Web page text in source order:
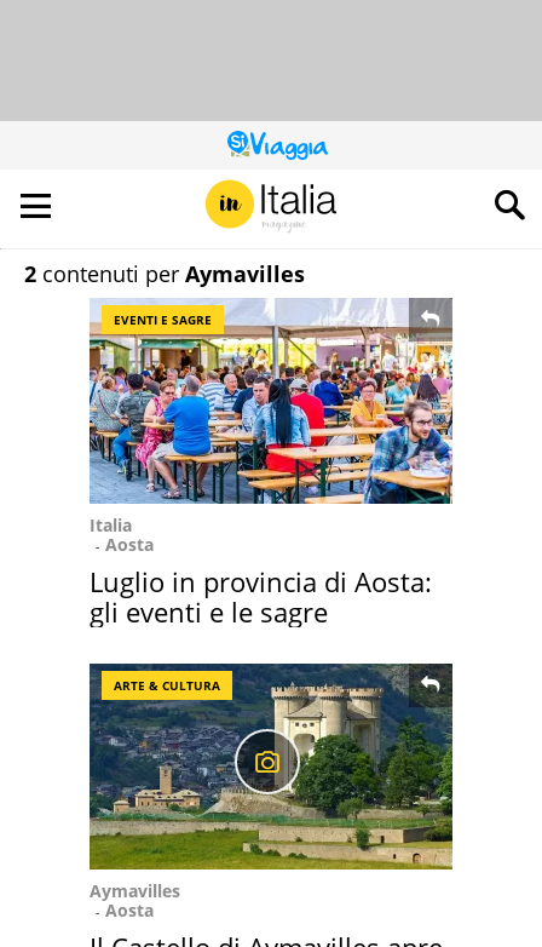
QUESTO
SITO
CONTRIBUISCE
ALL’AUDIENCE
DI
2 contenuti per Aymavilles
EVENTI E SAGRE
Italia
Aosta
Luglio in provincia di Aosta:
gli eventi e le sagre
ARTE & CULTURA
Aymavilles
Aosta